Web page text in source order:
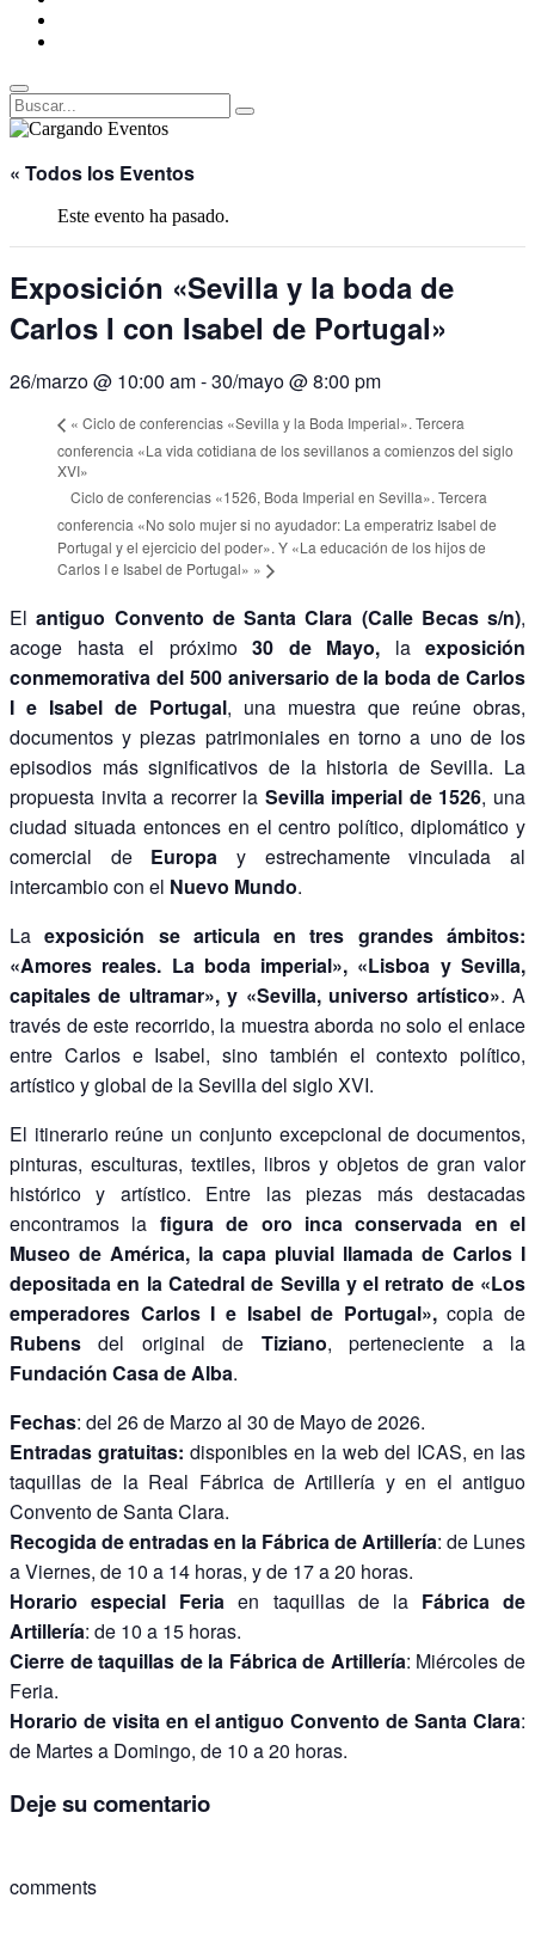
Buscar
Buscar:
Superposición
sitio
« Todos los Eventos
Este evento ha pasado.
Exposición «Sevilla y la boda de
Carlos I con Isabel de Portugal»
26/marzo @ 10:00 am-30/mayo @ 8:00 pm
« Ciclo de conferencias «Sevilla y la Boda Imperial». Tercera
conferencia «La vida cotidiana de los sevillanos a comienzos del siglo
XVI»
Ciclo de conferencias «1526, Boda Imperial en Sevilla». Tercera
conferencia «No solo mujer si no ayudador: La emperatriz Isabel de
Portugal y el ejercicio del poder». Y «La educación de los hijos de
Carlos I e Isabel de Portugal» »
Elantiguo Convento de Santa Clara (Calle Becas s/n),
acoge hasta el próximo 30 de Mayo, la exposición
conmemorativa del 500 aniversario de la boda de Carlos
I e Isabel de Portugal, una muestra que reúne obras,
documentos y piezas patrimoniales en torno a uno de los
episodios más significativos de la historia de Sevilla. La
propuesta invita a recorrer la Sevilla imperial de 1526, una
ciudad situada entonces en el centro político, diplomático y
comercial de Europa y estrechamente vinculada al
intercambio con el Nuevo Mundo.
Laexposición se articula en tres grandes ámbitos:
«Amores reales. La boda imperial», «Lisboa y Sevilla,
capitales de ultramar», y «Sevilla, universo artístico». A
través de este recorrido, la muestra aborda no solo el enlace
entre Carlos e Isabel, sino también el contexto político,
artístico y global de la Sevilla del siglo XVI.
El itinerario reúne un conjunto excepcional de documentos,
pinturas, esculturas, textiles, libros y objetos de gran valor
histórico y artístico. Entre las piezas más destacadas
encontramos la figura de oro inca conservada en el
Museo de América, la capa pluvial llamada de Carlos I
depositada en la Catedral de Sevilla y el retrato de «Los
emperadores Carlos I e Isabel de Portugal»,copia de
Rubens del original de Tiziano, perteneciente a la
Fundación Casa de Alba.
Fechas: del 26 de Marzo al 30 de Mayo de 2026.
Entradas gratuitas: disponibles en la web del ICAS, en las
taquillas de la Real Fábrica de Artillería y en el antiguo
Convento de Santa Clara.
Recogida de entradas en la Fábrica de Artillería: de Lunes
a Viernes, de 10 a 14 horas, y de 17 a 20 horas.
Horario especial Feria en taquillas de la Fábrica de
Artillería: de 10 a 15 horas.
Cierre de taquillas de la Fábrica de Artillería: Miércoles de
Feria.
Horario de visita en el antiguo Convento de Santa Clara:
de Martes a Domingo, de 10 a 20 horas.
Deje su comentario
comments